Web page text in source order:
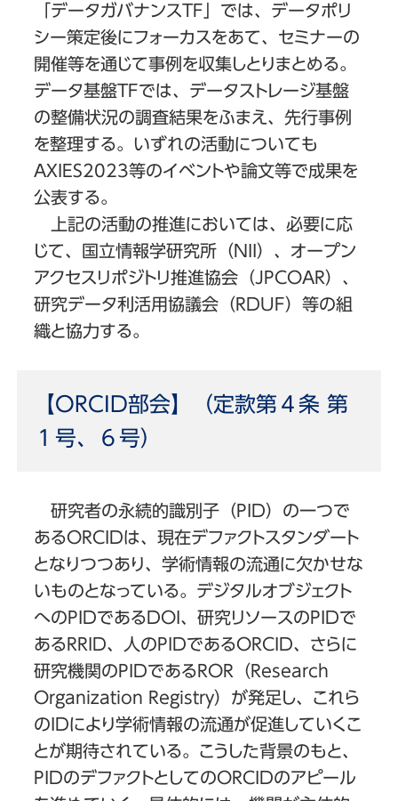
「データガバナンスTF」では、データポリ
シー策定後にフォーカスをあて、セミナーの
開催等を通じて事例を収集しとりまとめる。
データ基盤TFでは、データストレージ基盤
の整備状況の調査結果をふまえ、先行事例
を整理する。いずれの活動についても
AXIES2023等のイベントや論文等で成果を
公表する。
上記の活動の推進においては、必要に応
じて、国立情報学研究所（NII）、オープン
アクセスリポジトリ推進協会（JPCOAR）、
研究データ利活用協議会（RDUF）等の組
織と協力する。
【ORCID部会】（定款第４条 第
１号、６号）
研究者の永続的識別子（PID）の一つで
あるORCIDは、現在デファクトスタンダート
となりつつあり、学術情報の流通に欠かせな
いものとなっている。デジタルオブジェクト
へのPIDであるDOI、研究リソースのPIDで
あるRRID、人のPIDであるORCID、さらに
研究機関のPIDであるROR（Research
Organization Registry）が発足し、これら
のIDにより学術情報の流通が促進していくこ
とが期待されている。こうした背景のもと、
PIDのデファクトとしてのORCIDのアピール